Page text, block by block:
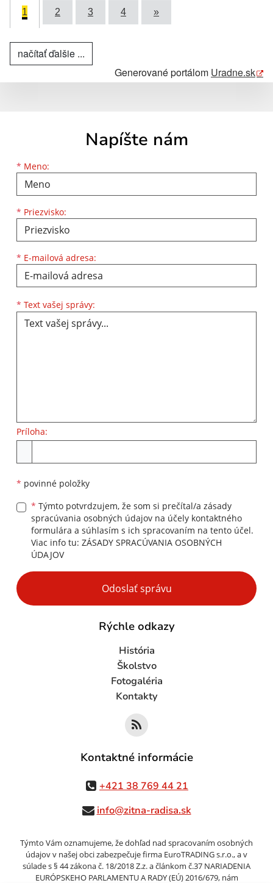
1 2 3 4 »
načítať ďalšie ...
Generované portálom Uradne.sk
Napíšte nám
* Meno:
Meno
* Priezvisko:
Priezvisko
* E-mailová adresa:
E-mailová adresa
* Text vašej správy:
Príloha:
* povinné položky
* Týmto potvrdzujem, že som si prečítal/a zásady
spracúvania osobných údajov na účely kontaktného
formulára a súhlasím s ich spracovaním na tento účel.
Viac info tu: ZÁSADY SPRACÚVANIA OSOBNÝCH
ÚDAJOV
Google reCaptcha Response
Odoslať správu
Rýchle odkazy
História
Školstvo
Fotogaléria
Kontakty
Kontaktné informácie
+421 38 769 44 21
info@zitna-radisa.sk
Týmto Vám oznamujeme, že dohľad nad spracovaním osobných
údajov v našej obci zabezpečuje firma EuroTRADING s.r.o., a v
súlade s § 44 zákona č. 18/2018 Z.z. a článkom č.37 NARIADENIA
EURÓPSKEHO PARLAMENTU A RADY (EÚ) 2016/679, nám